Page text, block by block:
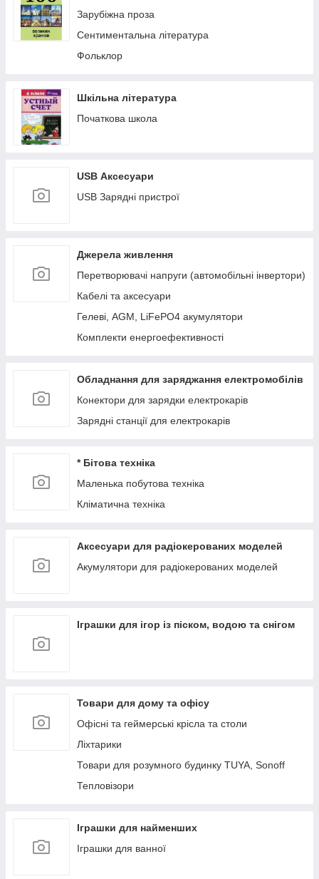
Зарубіжна проза
Сентиментальна література
Фольклор
Шкільна література
Початкова школа
USB Аксесуари
USB Зарядні пристрої
Джерела живлення
Перетворювачі напруги (автомобільні інвертори)
Кабелі та аксесуари
Гелеві, AGM, LiFePO4 акумулятори
Комплекти енергоефективності
Обладнання для заряджання електромобілів
Конектори для зарядки електрокарів
Зарядні станції для електрокарів
* Бітова техніка
Маленька побутова техніка
Кліматична техніка
Аксесуари для радіокерованих моделей
Aкумулятори для радіокерованих моделей
Іграшки для ігор із піском, водою та снігом
Товари для дому та офісу
Офісні та геймерські крісла та столи
Ліхтарики
Товари для розумного будинку TUYA, Sonoff
Тепловізори
Іграшки для найменших
Іграшки для ванної